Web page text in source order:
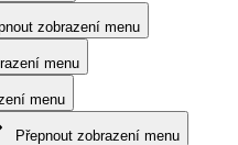
zobrazení menu
menu
menu
Přepnout zobrazení menu